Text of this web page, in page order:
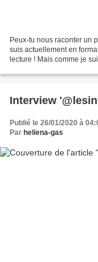
Peux-tu nous raconter un
suis actuellement en
lecture ! Mais comme je
Interview
Publié le 26/01/2020 à
Par heliena-gas